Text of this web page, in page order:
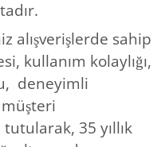
alışverişlerde sahip
kullanım kolaylığı,
deneyimli
müşteri
35 yıllık